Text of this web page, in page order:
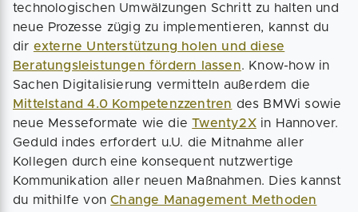
technologischen Umwälzungen Schritt zu halten und
neue Prozesse zügig zu implementieren, kannst du
dir externe Unterstützung holen und diese
Beratungsleistungen fördern lassen. Know-how in
Sachen Digitalisierung vermitteln außerdem die
Mittelstand 4.0 Kompetenzzentren des BMWi sowie
neue Messeformate wie dieTwenty2Xin Hannover.
Geduld indes erfordert u.U. die Mitnahme aller
Kollegen durch eine konsequent nutzwertige
Kommunikation aller neuen Maßnahmen. Dies kannst
du mithilfe vonChange Management Methoden